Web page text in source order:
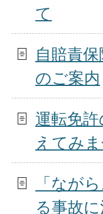
て
自賠責
のご案内
運転免
えてみ
「なが
る事故に